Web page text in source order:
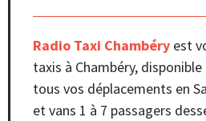
Radio Taxi Chambéry est
taxis à Chambéry,
tous vos déplacements en
et vans 1 à 7 passagers